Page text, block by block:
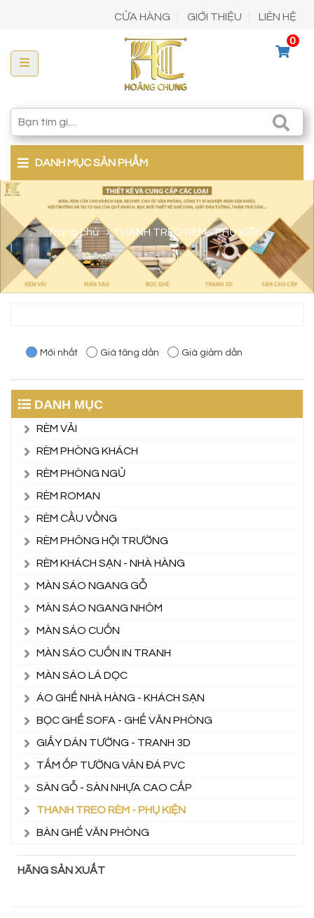
CỬA HÀNG GIỚI THIỆU LIÊN HỆ
0
DANH MỤC SẢN PHẨM
Trang chủ THANH TREO RÈM - PHỤ KIỆN
Mới nhất Giá tăng dần Giá giảm dần
DANH MỤC
RÈM VẢI
RÈM PHÒNG KHÁCH
RÈM PHÒNG NGỦ
RÈM ROMAN
RÈM CẦU VỒNG
RÈM PHÔNG HỘI TRƯỜNG
RÈM KHÁCH SẠN - NHÀ HÀNG
MÀN SÁO NGANG GỖ
MÀN SÁO NGANG NHÔM
MÀN SÁO CUỐN
MÀN SÁO CUỐN IN TRANH
MÀN SÁO LÁ DỌC
ÁO GHẾ NHÀ HÀNG - KHÁCH SẠN
BỌC GHẾ SOFA - GHẾ VĂN PHÒNG
GIẤY DÁN TƯỜNG - TRANH 3D
TẤM ỐP TƯỜNG VÂN ĐÁ PVC
SÀN GỖ - SÀN NHỰA CAO CẤP
THANH TREO RÈM - PHỤ KIỆN
BÀN GHẾ VĂN PHÒNG
HÃNG SẢN XUẤT